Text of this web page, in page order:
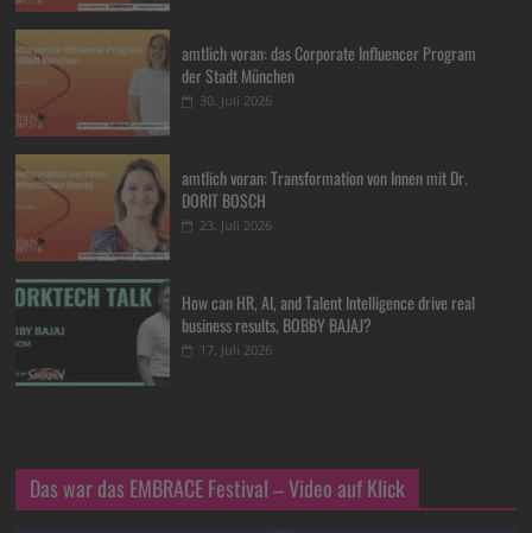
amtlich voran: das Corporate Influencer Program
der Stadt München
30. Juli 2026
amtlich voran: Transformation von Innen mit Dr.
DORIT BOSCH
23. Juli 2026
How can HR, AI, and Talent Intelligence drive real
business results, BOBBY BAJAJ?
17. Juli 2026
Das war das EMBRACE Festival – Video auf Klick